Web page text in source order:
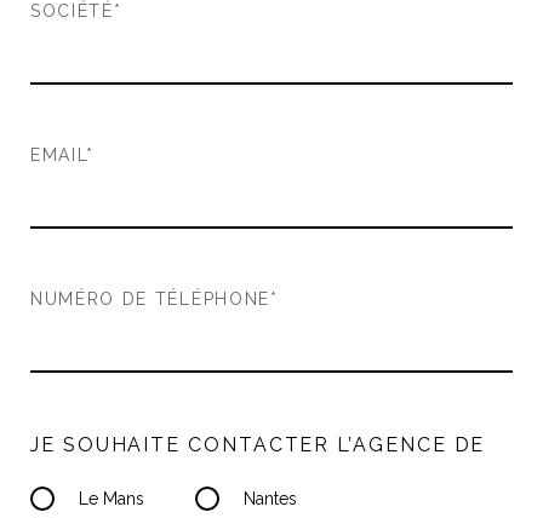
SOCIÉTÉ*
EMAIL*
NUMÉRO DE TÉLÉPHONE*
JE SOUHAITE CONTACTER L’AGENCE DE
Le Mans
Nantes